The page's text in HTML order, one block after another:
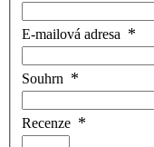
E-mailová adresa
Souhrn
Recenze